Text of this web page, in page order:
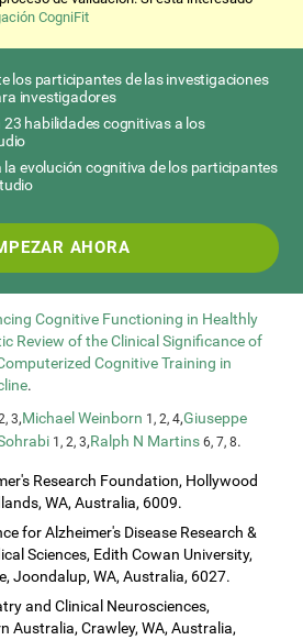
CogniFit
los participantes de las investigaciones
investigadores
habilidades cognitivas a los
evolución cognitiva de los participantes
AHORA
Cognitive Functioning in Healthly
Review of the Clinical Significance of
Cognitive Training in
.
3,Michael Weinborn 1, 2, 4,Giuseppe
1, 2, 3,Ralph N Martins 6, 7, 8.
Research Foundation, Hollywood
WA, Australia, 6009.
for Alzheimer's Disease Research &
Sciences, Edith Cowan University,
Joondalup, WA, Australia, 6027.
and Clinical Neurosciences,
Australia, Crawley, WA, Australia,